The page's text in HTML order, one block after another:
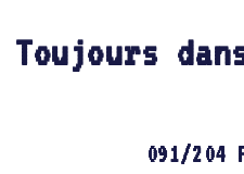
Toujours
091/204